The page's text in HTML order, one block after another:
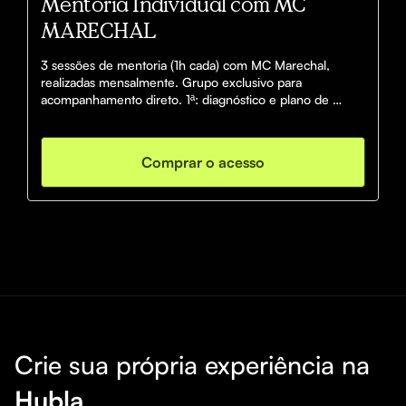
MARECHAL
3 sessões de mentoria (1h cada) com MC Marechal,
realizadas mensalmente. Grupo exclusivo para
acompanhamento direto. 1ª: diagnóstico e plano de
relatório final. Foco em estratégia, posicionamento e
Comprar o acesso
Crie sua própria experiência na